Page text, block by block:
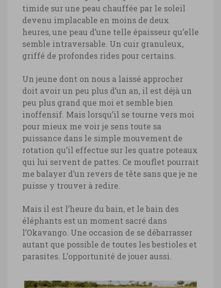
timide sur une peau chauffée par le soleil
devenu implacable en moins de deux
heures, une peau d’une telle épaisseur qu’elle
semble intraversable. Un cuir granuleux,
griffé de profondes rides pour certains.
Un jeune dont on nous a laissé approcher
doit avoir un peu plus d’un an, il est déjà un
peu plus grand que moi et semble bien
inoffensif. Mais lorsqu’il se tourne vers moi
pour mieux me voir je sens toute sa
puissance dans le simple mouvement de
rotation qu’il effectue sur les quatre poteaux
qui lui servent de pattes. Ce mouflet pourrait
me balayer d’un revers de tête sans que je ne
puisse y trouver à redire.
Mais il est l’heure du bain, et le bain des
éléphants est un moment sacré dans
l’Okavango. Une occasion de se débarrasser
autant que possible de toutes les bestioles et
parasites. L’opportunité de jouer aussi.